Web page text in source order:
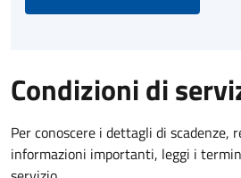
Condizioni di
Per conoscere i dettagli di scadenze,
informazioni importanti, leggi i